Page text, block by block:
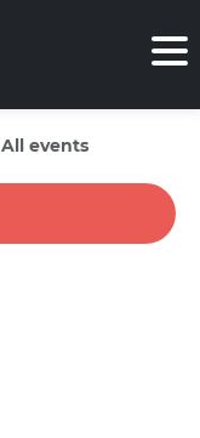
All events